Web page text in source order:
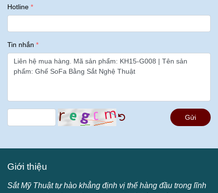
Hotline
Tin nhắn
Gửi
Giới thiệu
Sắt Mỹ Thuật tự hào khẳng định vị thế hàng đầu trong lĩnh